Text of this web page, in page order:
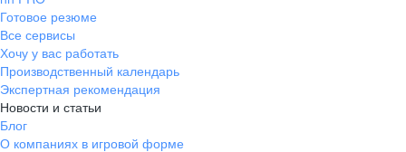
Готовое резюме
Все сервисы
Хочу у вас работать
Производственный календарь
Экспертная рекомендация
Новости и статьи
Блог
О компаниях в игровой форме